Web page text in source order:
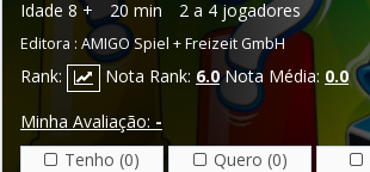
Idade 8 + 20 min 2 a 4 jogadores
Editora : AMIGO Spiel + Freizeit GmbH
Rank: Nota Rank: 6.0 Nota Média: 0.0
Minha Avaliação: -
Tenho (0)
Quero (0)